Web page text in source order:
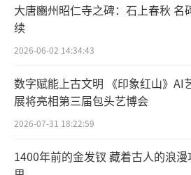
铜盒内发现的一件柄
勺
为揭示铜盒残留物的
成，山西省考古研究院联
古学与人类学系杨益民教
留物取样，进行了显微形貌
大唐豳州昭仁寺之碑：石上春秋 名
续
2026-06-02 14:34:43
数字赋能上古文明 《印象红山》AI
展将亮相第三届包头艺博会
2026-07-31 18:22:59
1400年前的金发钗 藏着古人的浪漫